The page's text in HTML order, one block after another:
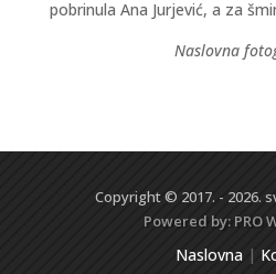
pobrinula Ana Jurjević, a za
Naslovna
Copyright © 2017. - 2026.
Powered by: PRO
Naslovna|